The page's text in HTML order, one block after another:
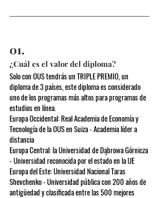
01.
¿Cuál es el valor del diploma?
Solo con OUS tendrás un TRIPLE PREMIO, un
diploma de 3 países, este diploma es considerado
uno de los programas más altos para programas de
estudios en línea.
Europa Occidental: Real Academia de Economía y
Tecnología de la OUS en Suiza - Academia líder a
distancia
Europa Central: la Universidad de Dąbrowa Górnicza
- Universidad reconocida por el estado en la UE
Europa del Este: Universidad Nacional Taras
Shevchenko - Universidad pública con 200 años de
antigüedad y clasificada entre las 500 mejores